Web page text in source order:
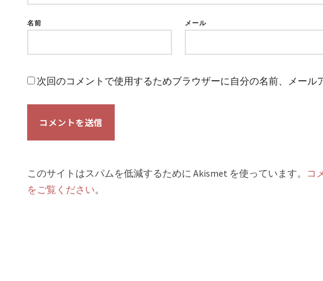
名前 メール
次回のコメントで使用するためブラウザーに自分の名前、メール
このサイトはスパムを低減するために Akismet を使っています。 コ
をご覧ください。